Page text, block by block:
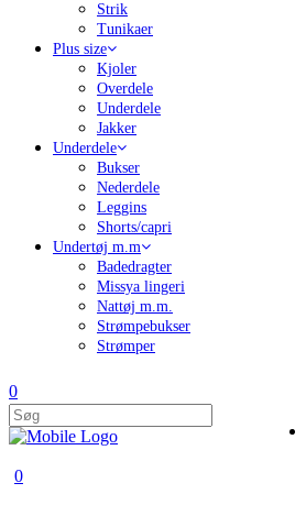
Strik
Tunikaer
Plus size
Kjoler
Overdele
Underdele
Jakker
Underdele
Bukser
Nederdele
Leggins
Shorts/capri
Undertøj m.m
Badedragter
Missya lingeri
Nattøj m.m.
Strømpebukser
Strømper
0
0